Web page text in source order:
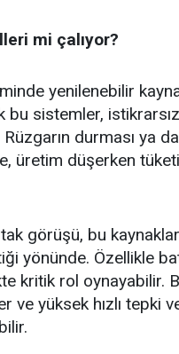
mi çalıyor?
yenilenebilir
bu sistemler,
durması ya
üretim düşerken
görüşü, bu
yönünde. Özellikle
kritik rol oynayabilir.
ve yüksek hızlı